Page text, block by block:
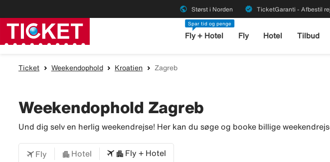
public Størst i Norden verified TicketGaranti - Afbestil
Spar tid og penge
Fly + Hotel Fly Hotel Tilbud
Ticket Weekendophold Kroatien Zagreb
Weekendophold Zagreb
Und dig selv en herlig weekendrejse! Her kan du søge og booke billige
Fly Hotel Fly + Hotel